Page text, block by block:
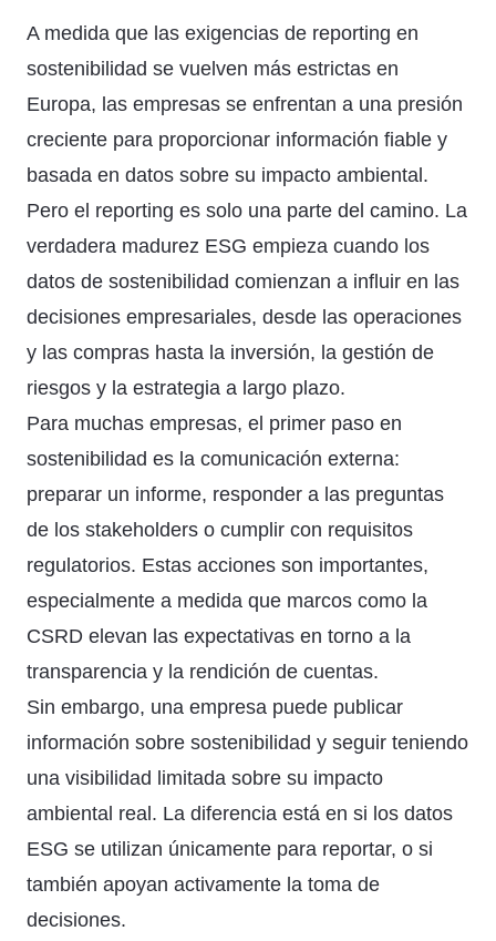
A medida que las exigencias de reporting en
sostenibilidad se vuelven más estrictas en
Europa, las empresas se enfrentan a una presión
creciente para proporcionar información fiable y
basada en datos sobre su impacto ambiental.
Pero el reporting es solo una parte del camino. La
verdadera madurez ESG empieza cuando los
datos de sostenibilidad comienzan a influir en las
decisiones empresariales, desde las operaciones
y las compras hasta la inversión, la gestión de
riesgos y la estrategia a largo plazo.
Para muchas empresas, el primer paso en
sostenibilidad es la comunicación externa:
preparar un informe, responder a las preguntas
de los stakeholders o cumplir con requisitos
regulatorios. Estas acciones son importantes,
especialmente a medida que marcos como la
CSRD elevan las expectativas en torno a la
transparencia y la rendición de cuentas.
Sin embargo, una empresa puede publicar
información sobre sostenibilidad y seguir teniendo
una visibilidad limitada sobre su impacto
ambiental real. La diferencia está en si los datos
ESG se utilizan únicamente para reportar, o si
también apoyan activamente la toma de
decisiones.